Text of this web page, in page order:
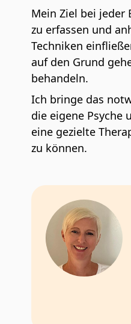
Mein Ziel bei jeder
zu erfassen und
Techniken
auf den Grund
behandeln.
Ich bringe das
die eigene Psyche
eine gezielte
zu können.